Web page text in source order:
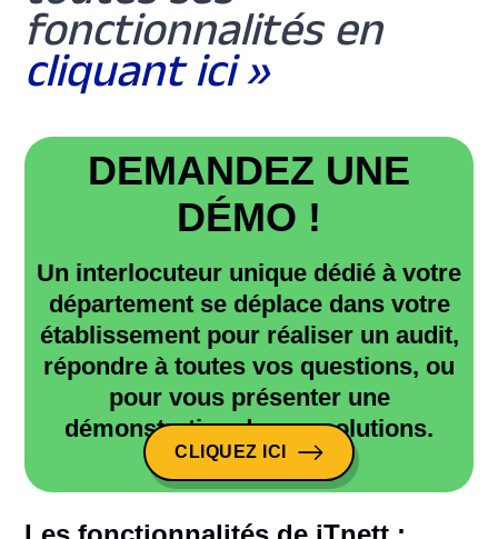
fonctionnalités en
cliquant ici »
DEMANDEZ UNE
DÉMO !
Un interlocuteur unique dédié à votre
département se déplace dans votre
établissement pour réaliser un audit,
répondre à toutes vos questions, ou
pour vous présenter une
démonstration de nos solutions.
CLIQUEZ ICI